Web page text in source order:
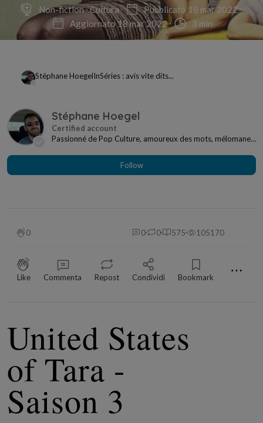
Non-fiction Cultura
Pubblicato 18 mar 2022
Aggiornato 18 mar 2022
3 min
Stéphane HoegelInSéries : avis vite dits...
Stéphane Hoegel
Passionné de Pop Culture, amoureux des mots, mélomane
Follow
0 0 0 575 105170
Like Commenta Repost Condividi Bookmark ⋯
United States
of Tara -
Saison 3